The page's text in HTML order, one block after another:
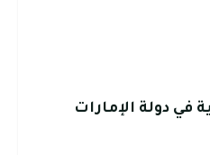
في دولة الإمارات